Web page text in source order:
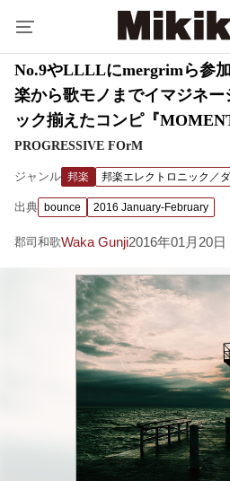
No.9やLLLLにmergrimら参
楽から歌モノまでイマジネ
ック揃えたコンピ『
PROGRESSIVE FOrM
ジャンル 邦楽 邦楽エレクトロニック／
出典 bounce 2016 January-February
郡司和歌Waka Gunji2016年01月20日